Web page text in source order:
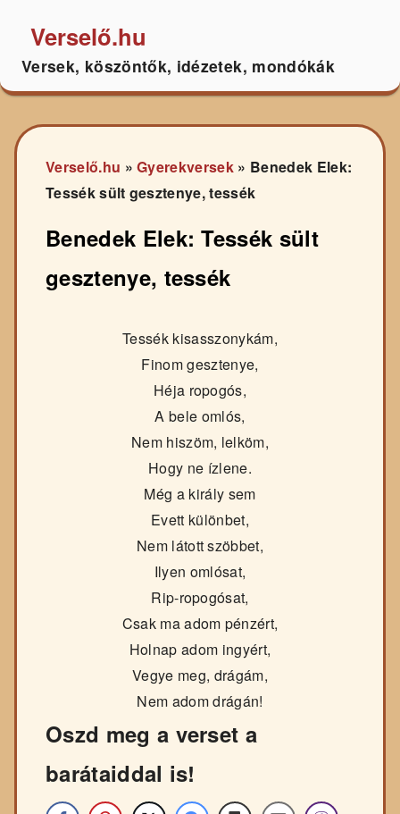
Verselő.hu
Versek, köszöntők, idézetek, mondókák
Verselő.hu »Gyerekversek » Benedek Elek:
Tessék sült gesztenye, tessék
Benedek Elek: Tessék sült
gesztenye, tessék
Tessék kisasszonykám,
Finom gesztenye,
Héja ropogós,
A bele omlós,
Nem hiszöm, lelköm,
Hogy ne ízlene.
Még a király sem
Evett különbet,
Nem látott szöbbet,
Ilyen omlósat,
Rip-ropogósat,
Csak ma adom pénzért,
Holnap adom ingyért,
Vegye meg, drágám,
Nem adom drágán!
Oszd meg a verset a
barátaiddal is!